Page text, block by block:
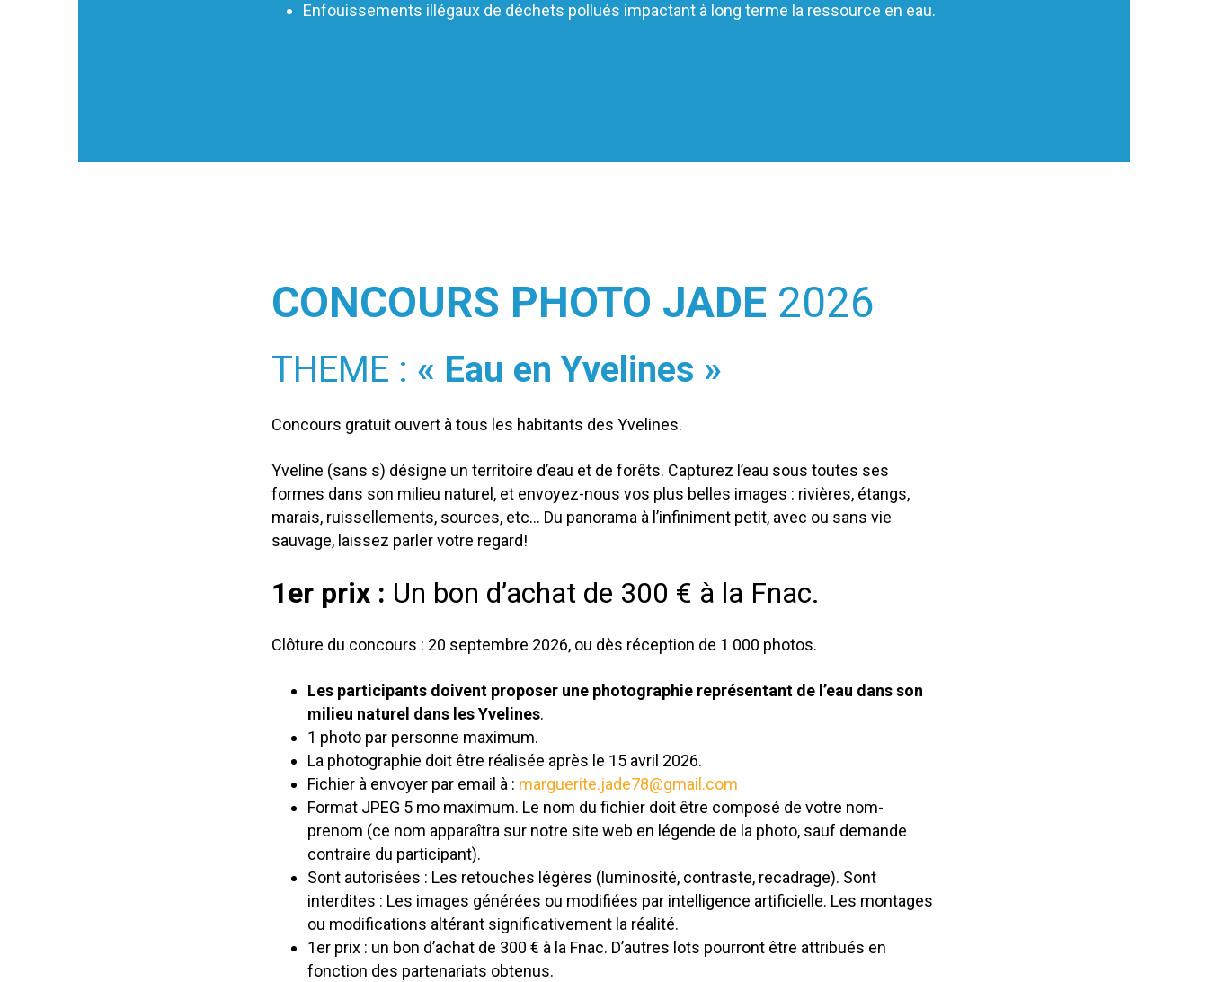
Enfouissements illégaux de déchets pollués impactant à long terme la ressource en eau.
CONCOURS PHOTO JADE 2026
THEME : « Eau en Yvelines »
Concours gratuit ouvert à tous les habitants des Yvelines.
Yveline (sans s) désigne un territoire d’eau et de forêts. Capturez l’eau sous toutes ses
formes dans son milieu naturel, et envoyez-nous vos plus belles images : rivières, étangs,
marais, ruissellements, sources, etc… Du panorama à l’infiniment petit, avec ou sans vie
sauvage, laissez parler votre regard!
1er prix : Un bon d’achat de 300 € à la Fnac.
Clôture du concours : 20 septembre 2026, ou dès réception de 1 000 photos.
Les participants doivent proposer une photographie représentant de l’eau dans son
milieu naturel dans les Yvelines.
1 photo par personne maximum.
La photographie doit être réalisée après le 15 avril 2026.
Fichier à envoyer par email à : marguerite.jade78@gmail.com
Format JPEG 5 mo maximum. Le nom du fichier doit être composé de votre nom-
prenom (ce nom apparaîtra sur notre site web en légende de la photo, sauf demande
contraire du participant).
Sont autorisées : Les retouches légères (luminosité, contraste, recadrage). Sont
interdites : Les images générées ou modifiées par intelligence artificielle. Les montages
ou modifications altérant significativement la réalité.
1er prix : un bon d’achat de 300 € à la Fnac. D’autres lots pourront être attribués en
fonction des partenariats obtenus.